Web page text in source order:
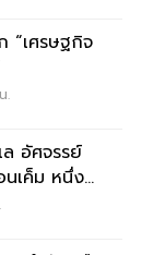
“เศรษฐกิจ
.
ย์